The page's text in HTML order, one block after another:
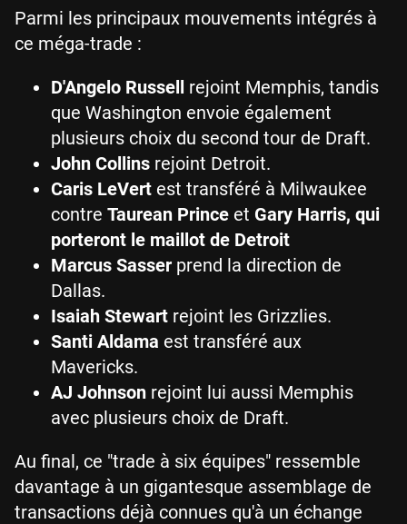
Parmi les principaux mouvements intégrés à
ce méga-trade :
D'Angelo Russell rejoint Memphis, tandis
que Washington envoie également
plusieurs choix du second tour de Draft.
John Collins rejoint Detroit.
Caris LeVert est transféré à Milwaukee
contre Taurean Prince et Gary Harris, qui
porteront le maillot de Detroit
Marcus Sasser prend la direction de
Dallas.
Isaiah Stewart rejoint les Grizzlies.
Santi Aldama est transféré aux
Mavericks.
AJ Johnson rejoint lui aussi Memphis
avec plusieurs choix de Draft.
Au final, ce "trade à six équipes" ressemble
davantage à un gigantesque assemblage de
transactions déjà connues qu'à un échange